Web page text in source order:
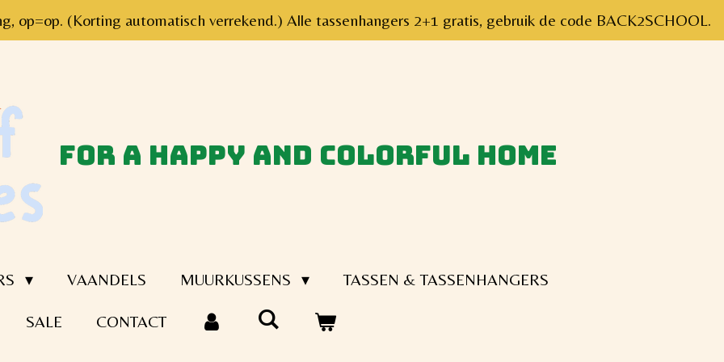
op=op. (Korting automatisch verrekend.) Alle tassenhangers 2+1 gratis, gebruik de code BACK2SCHOOL.
for a happy and colorful home
VAANDELS MUURKUSSENS TASSEN & TASSENHANGERS
SALE CONTACT